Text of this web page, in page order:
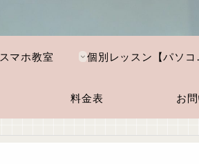
スマホ教室 個別
料金表 お